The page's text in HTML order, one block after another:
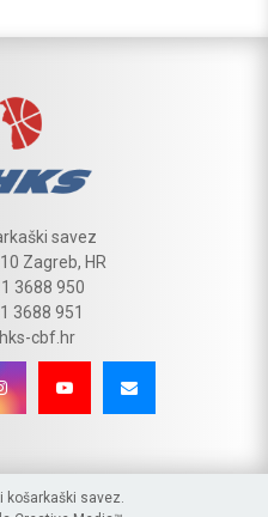
savez
Zagreb, HR
3688 950
3688 951
cbf.hr
košarkaški savez.